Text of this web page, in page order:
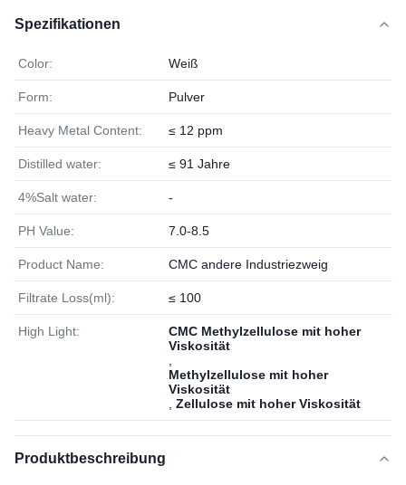
Spezifikationen
Color: Weiß
Form: Pulver
Heavy Metal Content: ≤ 12 ppm
Distilled water: ≤ 91 Jahre
4%Salt water: -
PH Value: 7.0-8.5
Product Name: CMC andere Industriezweig
Filtrate Loss(ml): ≤ 100
High Light:
CMC Methylzellulose mit hoher
Viskosität
Methylzellulose mit hoher
Viskosität
Zellulose mit hoher Viskosität
Produktbeschreibung